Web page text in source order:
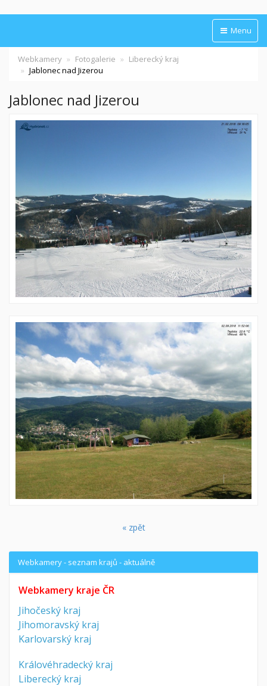
Menu
Webkamery Fotogalerie
Liberecký kraj
Jablonec nad Jizerou
Jablonec nad Jizerou
« zpět
Webkamery - seznam krajů - aktuálně
Webkamery kraje ČR
Jihočeský kraj
Jihomoravský kraj
Karlovarský kraj
Královéhradecký kraj
Liberecký kraj